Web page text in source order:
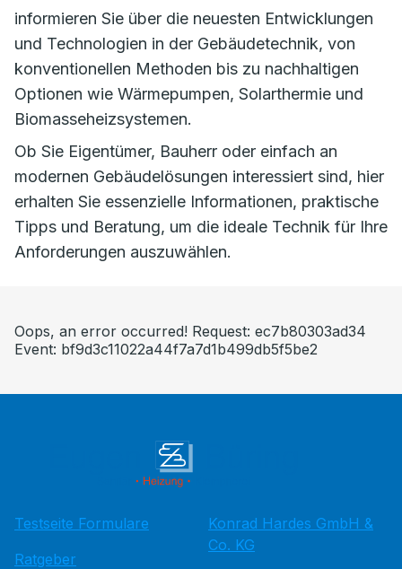
informieren Sie über die neuesten Entwicklungen
und Technologien in der Gebäudetechnik, von
konventionellen Methoden bis zu nachhaltigen
Optionen wie Wärmepumpen, Solarthermie und
Biomasseheizsystemen.
Ob Sie Eigentümer, Bauherr oder einfach an
modernen Gebäudelösungen interessiert sind, hier
erhalten Sie essenzielle Informationen, praktische
Tipps und Beratung, um die ideale Technik für Ihre
Anforderungen auszuwählen.
Oops, an error occurred! Request: ec7b80303ad34
Event: bf9d3c11022a44f7a7d1b499db5f5be2
Testseite Formulare
Ratgeber
Konrad Hardes GmbH &
Co. KG